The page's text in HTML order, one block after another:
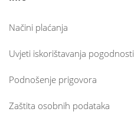
Načini plaćanja
Uvjeti iskorištavanja pogodnosti
Podnošenje prigovora
Zaštita osobnih podataka